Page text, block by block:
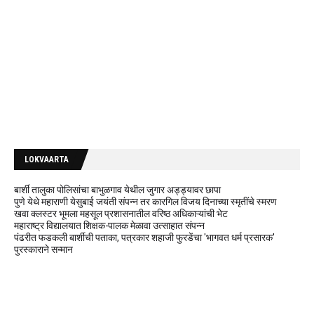
LOKVAARTA
बार्शी तालुका पोलिसांचा बाभुळगाव येथील जुगार अड्ड्यावर छापा
पुणे येथे महाराणी येसुबाई जयंती संपन्न तर कारगिल विजय दिनाच्या स्मृतींचे स्मरण
खवा क्लस्टर भूमला महसूल प्रशासनातील वरिष्ठ अधिकाऱ्यांची भेट
महाराष्ट्र विद्यालयात शिक्षक-पालक मेळावा उत्साहात संपन्न
पंढरीत फडकली बार्शीची पताका, पत्रकार शहाजी फुरडेंचा 'भागवत धर्म प्रसारक'
पुरस्काराने सन्मान